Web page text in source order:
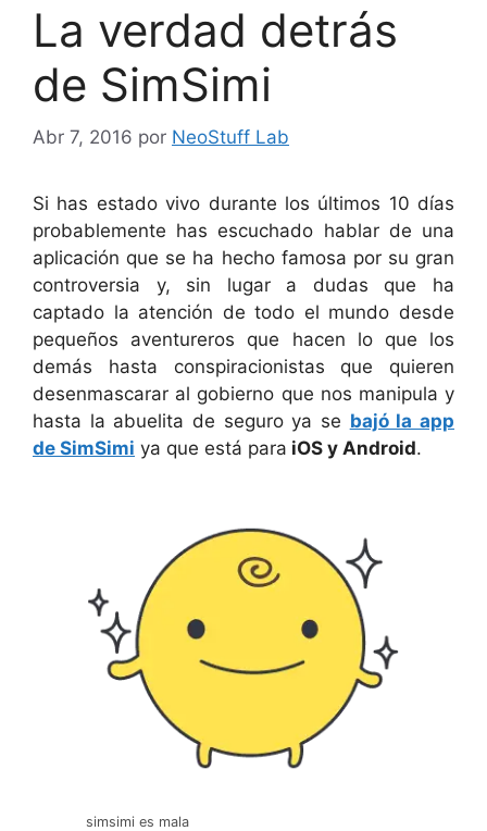
La verdad detrás
de SimSimi
Abr 7, 2016 por NeoStuff Lab
Si has estado vivo durante los últimos 10 días
probablemente has escuchado hablar de una
aplicación que se ha hecho famosa por su gran
controversia y, sin lugar a dudas que ha
captado la atención de todo el mundo desde
pequeños aventureros que hacen lo que los
demás hasta conspiracionistas que quieren
desenmascarar al gobierno que nos manipula y
hasta la abuelita de seguro ya se bajó la app
de SimSimi ya que está para iOS y Android.
simsimi es mala